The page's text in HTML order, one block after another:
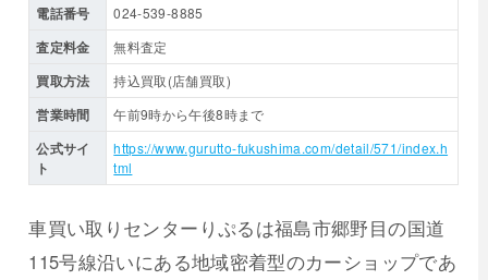
電話番号 024-539-8885
査定料金 無料査定
買取方法 持込買取(店舗買取)
営業時間 午前9時から午後8時まで
公式サイ
ト
https://www.gurutto-fukushima.com/detail/571/index.h
tml
車買い取りセンターりぷるは福島市郷野目の国道
115号線沿いにある地域密着型のカーショップであ